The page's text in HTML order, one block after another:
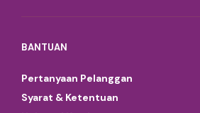
BANTUAN
Pertanyaan Pelanggan
Syarat & Ketentuan